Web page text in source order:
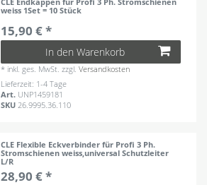
weiss 1Set = 10 Stück
15,90 € *
In den Warenkorb
* inkl. ges. MwSt. zzgl.Versandkosten
Lieferzeit: 1-4 Tage
Art. UNP1459181
SKU 26.9995.36.110
CLE Flexible Eckverbinder für Profi 3 Ph.
Stromschienen weiss,universal Schutzleiter
L/R
28,90 € *